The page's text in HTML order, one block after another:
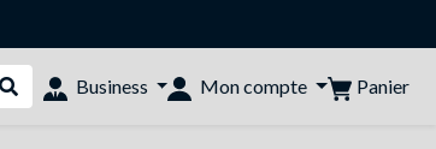
Rechercher dans le shop
Business Mon compte Panier